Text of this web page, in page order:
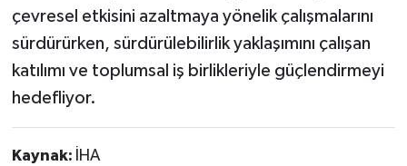
çevresel etkisini azaltmaya yönelik çalışmalarını
sürdürürken, sürdürülebilirlik yaklaşımını çalışan
katılımı ve toplumsal iş birlikleriyle güçlendirmeyi
hedefliyor.
Kaynak: İHA